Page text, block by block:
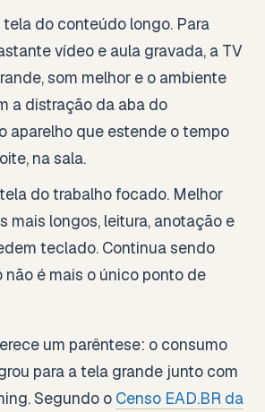
do conteúdo longo. Para
vídeo e aula gravada, a TV
som melhor e o ambiente
a distração da aba do
aparelho que estende o tempo
na sala.
do trabalho focado. Melhor
mais longos, leitura, anotação e
teclado. Continua sendo
não é mais o único ponto de
um parêntese: o consumo
para a tela grande junto com
Segundo o Censo EAD.BR da